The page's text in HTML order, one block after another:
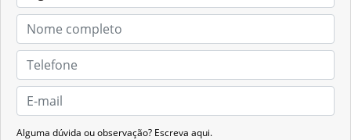
Alguma dúvida ou observação? Escreva aqui.